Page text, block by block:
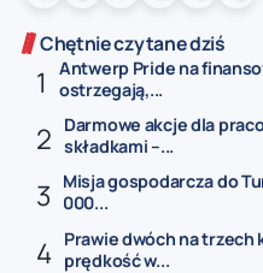
Chętnie czytane dziś
Antwerp Pride na
ostrzegają,...
Darmowe akcje dla
składkami –...
Misja gospodarcza do
000...
Prawie dwóch na
prędkość w...